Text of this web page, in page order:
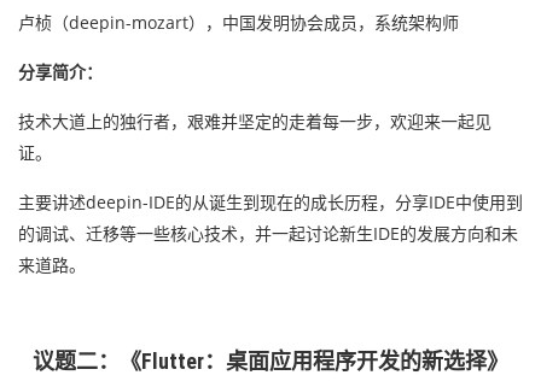
卢桢（deepin-mozart），中国发明协会成员，系统架构师
分享简介：
技术大道上的独行者，艰难并坚定的走着每一步，欢迎来一起见
证。
主要讲述deepin-IDE的从诞生到现在的成长历程，分享IDE中使用到
的调试、迁移等一些核心技术，并一起讨论新生IDE的发展方向和未
来道路。
议题二：《Flutter：桌面应用程序开发的新选择》